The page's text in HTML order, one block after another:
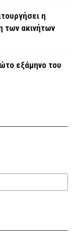
η
των ακινήτων
εξάμηνο του